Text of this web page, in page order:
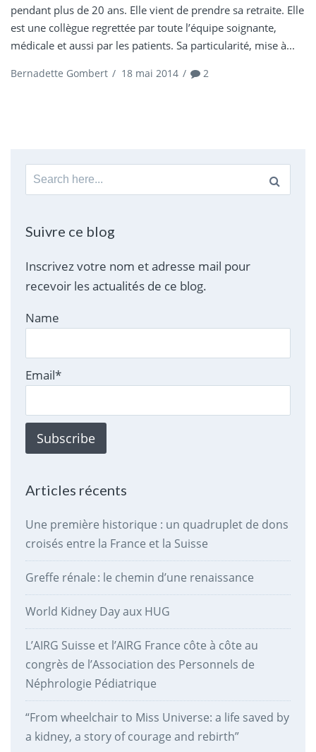
pendant plus de 20 ans. Elle vient de prendre sa retraite. Elle
est une collègue regrettée par toute l’équipe soignante,
médicale et aussi par les patients. Sa particularité, mise à...
Bernadette Gombert / 18 mai 2014 / 2
Search
for:
Suivre ce blog
Inscrivez votre nom et adresse mail pour
recevoir les actualités de ce blog.
Name
Email*
Articles récents
Une première historique : un quadruplet de dons
croisés entre la France et la Suisse
Greffe rénale : le chemin d’une renaissance
World Kidney Day aux HUG
L’AIRG Suisse et l’AIRG France côte à côte au
congrès de l’Association des Personnels de
Néphrologie Pédiatrique
“From wheelchair to Miss Universe: a life saved by
a kidney, a story of courage and rebirth”